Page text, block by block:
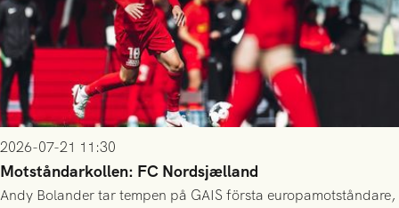
2026-07-21 11:30
Motståndarkollen: FC Nordsjælland
Andy Bolander tar tempen på GAIS första europamotståndare,